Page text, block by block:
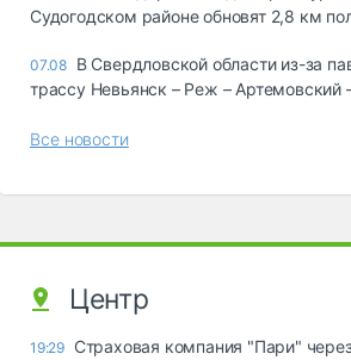
Судогодском районе обновят 2,8 км
07.08 В Свердловской области из-за
трассу Невьянск – Реж – Артемовский
Все новости
Центр
19:29 Страховая компания "Пари"